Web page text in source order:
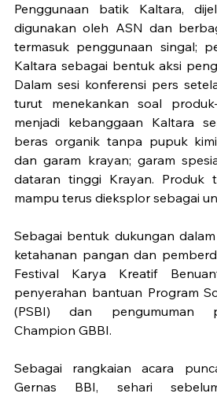
Penggunaan batik Kaltara,
digunakan oleh ASN dan
termasuk penggunaan singal;
Kaltara sebagai bentuk aksi
Dalam sesi konferensi pers
turut menekankan soal
menjadi kebanggaan Kaltara
beras organik tanpa pupuk
dan garam krayan; garam
dataran tinggi Krayan. Produk
mampu terus dieksplor sebagai
Sebagai bentuk dukungan
ketahanan pangan dan
Festival Karya Kreatif
penyerahan bantuan Program
(PSBI) dan pengumuman
Champion GBBI.
Sebagai rangkaian acara
Gernas BBI, sehari